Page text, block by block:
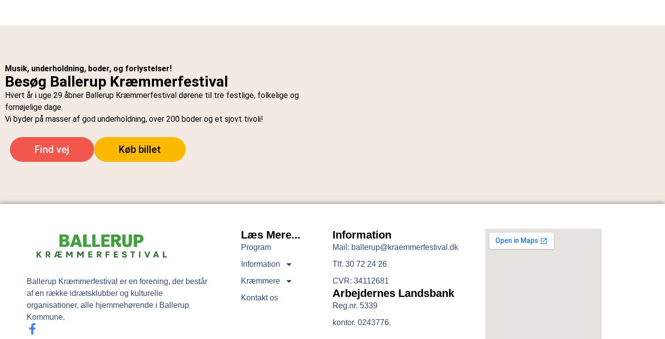
Musik, underholdning, boder, og forlystelser!
Besøg Ballerup Kræmmerfestival
Hvert år i uge 29 åbner Ballerup Kræmmerfestival dørene til tre festlige, folkelige og
fornøjelige dage.
Vi byder på masser af god underholdning, over 200 boder og et sjovt tivoli!
Find vej Køb billet
Ballerup Kræmmerfestival er en forening, der består
af en række idrætsklubber og kulturelle
organisationer, alle hjemmehørende i Ballerup
Kommune.
Læs Mere...
Program
Information
Kræmmere
Kontakt os
Information
Mail: ballerup@kraemmerfestival.dk
Tlf. 30 72 24 26
CVR: 34112681
Arbejdernes Landsbank
Reg.nr. 5339
kontor. 0243776.